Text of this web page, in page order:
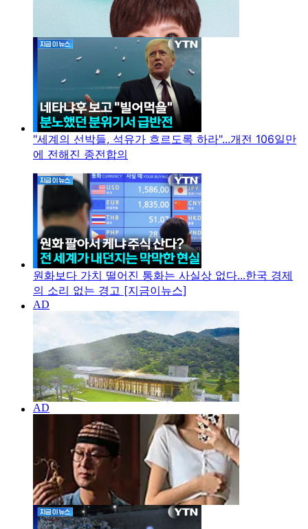
"세계의 선박들, 석유가 흐르도록 하라"...개전 106일만
에 전해진 종전합의
원화보다 가치 떨어진 통화는 사실상 없다...한국 경제
의 소리 없는 경고 [지금이뉴스]